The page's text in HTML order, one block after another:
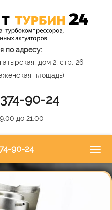
по адресу:
дом 2, стр. 26
площадь)
90-24
до 21:00
90-24